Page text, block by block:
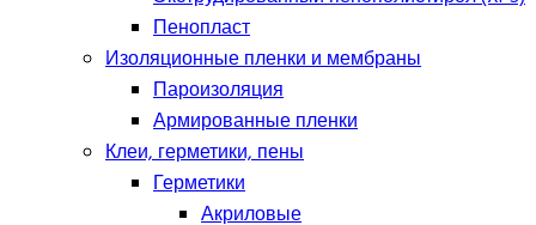
Пенопласт
Изоляционные пленки и мембраны
Пароизоляция
Армированные пленки
Клеи, герметики, пены
Герметики
Акриловые